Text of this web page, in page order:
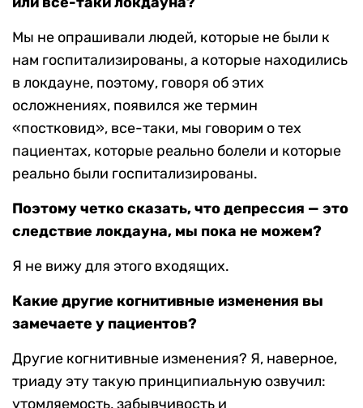
Мы не опрашивали людей, которые не были к
нам госпитализированы, а которые находились
в локдауне, поэтому, говоря об этих
осложнениях, появился же термин
«постковид», все-таки, мы говорим о тех
пациентах, которые реально болели и которые
реально были госпитализированы.
Поэтому четко сказать, что депрессия — это
следствие локдауна, мы пока не можем?
Я не вижу для этого входящих.
Какие другие когнитивные изменения вы
замечаете у пациентов?
Другие когнитивные изменения? Я, наверное,
триаду эту такую принципиальную озвучил:
утомляемость, забывчивость и